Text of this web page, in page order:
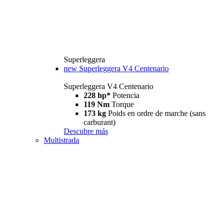
Superleggera
new Superleggera V4 Centenario
Superleggera V4 Centenario
228 hp* Potencia
119 Nm Torque
173 kg Poids en ordre de marche (sans
carburant)
Descubre más
Multistrada